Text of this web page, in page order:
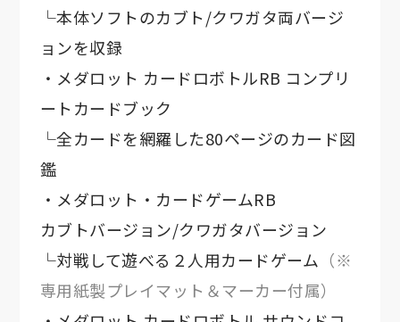
└本体ソフトのカブト/クワガタ両バージ
ョンを収録
・メダロット カードロボトルRB コンプリ
ートカードブック
└全カードを網羅した80ページのカード図
鑑
・メダロット・カードゲームRB
カブトバージョン/クワガタバージョン
└対戦して遊べる２人用カードゲーム （※
専用紙製プレイマット＆マーカー付属）